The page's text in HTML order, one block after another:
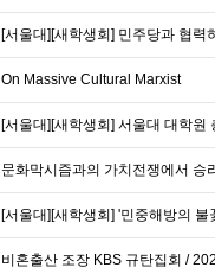
[서울대][새학생회] 민주당과 협력
On Massive Cultural Marxist
[서울대][새학생회] 서울대 대학원
문화막시즘과의 가치전쟁에서 승
[서울대][새학생회] '민중해방의
비혼출산 조장 KBS 규탄집회 /